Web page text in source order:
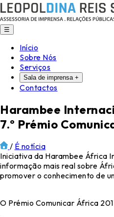
☰
Início
Sobre Nós
Serviços
Sala de imprensa +
Contactos
Harambee
7.º Prémio
/ É notícia
Iniciativa da Harambee África
informação mais real sobre
promover o conhecimento de
O Prémio Comunicar África